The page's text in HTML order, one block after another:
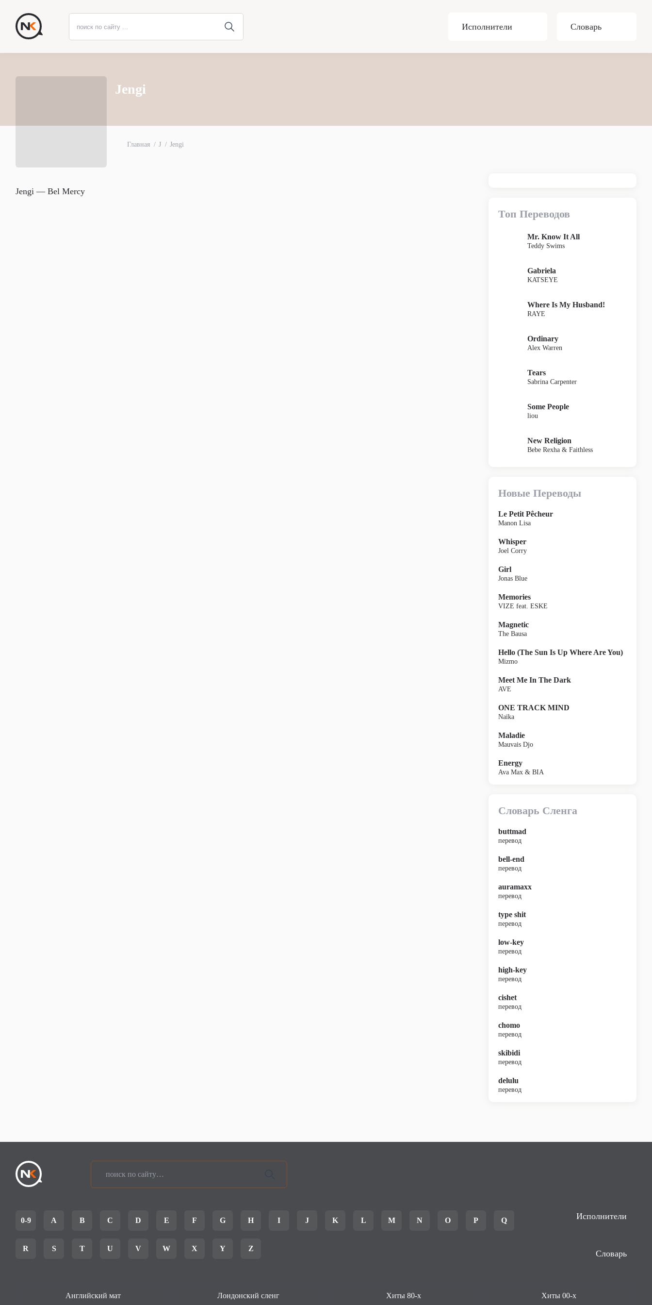
Исполнители Словарь
Jengi
Главная J Jengi
Jengi — Bel Mercy
Топ Переводов
Mr. Know It All
Teddy Swims
Gabriela
KATSEYE
Where Is My Husband!
RAYE
Ordinary
Alex Warren
Tears
Sabrina Carpenter
Some People
liou
New Religion
Bebe Rexha & Faithless
Новые Переводы
Le Petit Pêcheur
Manon Lisa
Whisper
Joel Corry
Girl
Jonas Blue
Memories
VIZE feat. ESKE
Magnetic
The Bausa
Hello (The Sun Is Up Where Are You)
Mizmo
Meet Me In The Dark
AVE
ONE TRACK MIND
Naïka
Maladie
Mauvais Djo
Energy
Ava Max & BIA
Словарь Сленга
buttmad
перевод
bell-end
перевод
auramaxx
перевод
type shit
перевод
low-key
перевод
high-key
перевод
cishet
перевод
chomo
перевод
skibidi
перевод
delulu
перевод
0-9 A B C D E F G H I J K L M N O P Q
R S T U V W X Y Z
Исполнители
Словарь
Английский мат Лондонский сленг Хиты 80-х Хиты 00-х